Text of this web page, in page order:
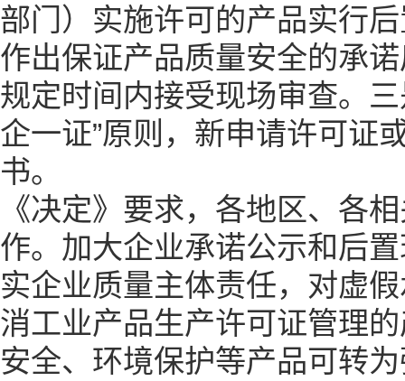
部门）实施许可的产品实行
作出保证产品质量安全的承
规定时间内接受现场审查。
企一证”原则，新申请许可证
书。
《决定》要求，各地区、各
作。加大企业承诺公示和后
实企业质量主体责任，对虚
消工业产品生产许可证管理
安全、环境保护等产品可转